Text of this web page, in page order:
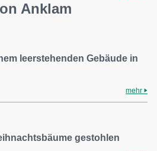
Anklam
leerstehenden Gebäude in
mehr
gestohlen